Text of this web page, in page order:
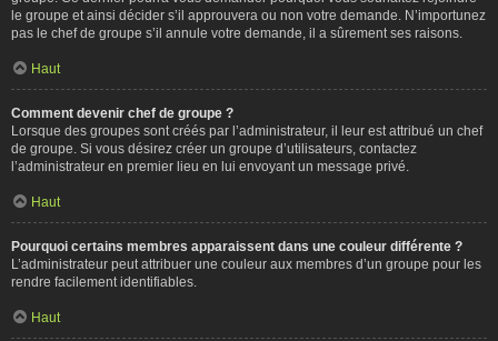
le groupe et ainsi décider s’il approuvera ou non votre demande. N’importunez
pas le chef de groupe s’il annule votre demande, il a sûrement ses raisons.
Haut
Comment devenir chef de groupe ?
Lorsque des groupes sont créés par l’administrateur, il leur est attribué un chef
de groupe. Si vous désirez créer un groupe d’utilisateurs, contactez
l’administrateur en premier lieu en lui envoyant un message privé.
Haut
Pourquoi certains membres apparaissent dans une couleur différente ?
L’administrateur peut attribuer une couleur aux membres d’un groupe pour les
rendre facilement identifiables.
Haut